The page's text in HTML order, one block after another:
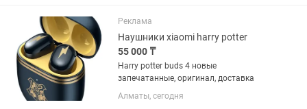
Реклама
Наушники xiaomi harry potter
55 000 ₸
Harry potter buds 4 новые
запечатанные, оригинал, доставка
Алматы, сегодня